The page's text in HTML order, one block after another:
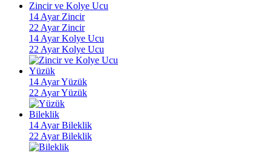
Zincir ve Kolye Ucu
14 Ayar Zincir
22 Ayar Zincir
14 Ayar Kolye Ucu
22 Ayar Kolye Ucu
Yüzük
14 Ayar Yüzük
22 Ayar Yüzük
Bileklik
14 Ayar Bileklik
22 Ayar Bileklik